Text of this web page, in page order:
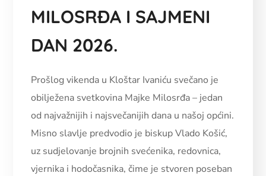
MILOSRĐA I SAJMENI
DAN 2026.
Prošlog vikenda u Kloštar Ivaniću svečano je
obilježena svetkovina Majke Milosrđa – jedan
od najvažnijih i najsvečanijih dana u našoj općini.
Misno slavlje predvodio je biskup Vlado Košić,
uz sudjelovanje brojnih svećenika, redovnica,
vjernika i hodočasnika, čime je stvoren poseban